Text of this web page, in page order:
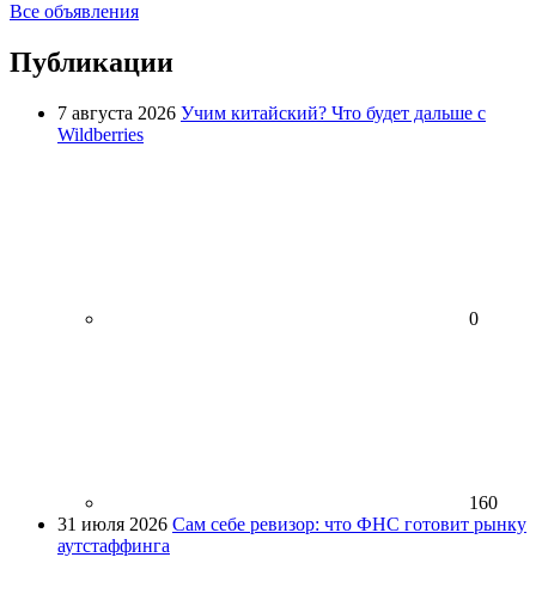
Все объявления
Публикации
7 августа 2026 Учим китайский? Что будет дальше с
Wildberries
0
160
31 июля 2026 Сам себе ревизор: что ФНС готовит рынку
аутстаффинга